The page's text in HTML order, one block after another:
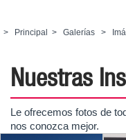
> Principal > Galerías >
Nuestras
Le ofrecemos fotos de
nos conozca mejor.